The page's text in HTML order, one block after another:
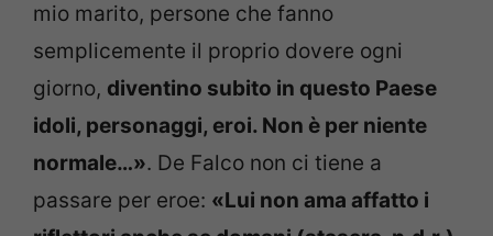
mio marito, persone che fanno
semplicemente il proprio dovere ogni
giorno, diventino subito in questo Paese
idoli, personaggi, eroi. Non è per niente
normale…». De Falco non ci tiene a
passare per eroe: «Lui non ama affatto i